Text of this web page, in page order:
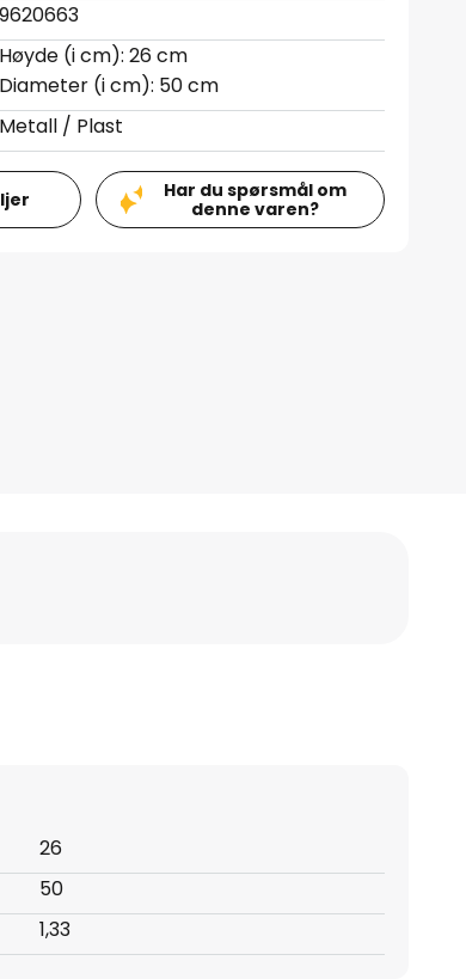
9620663
Høyde (i cm): 26 cm
Diameter (i cm): 50 cm
Metall / Plast
Har du spørsmål om
denne varen?
26
50
1,33